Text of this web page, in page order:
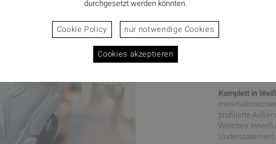
durchgesetzt werden könnten.
Cookie Policy nur notwendige Cookies
Cookies akzeptieren
COOL
Komplett in
profilierte
Weiches
Understatement.